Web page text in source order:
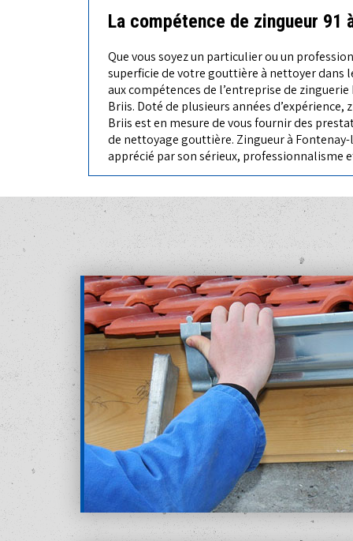
La compétence de zingueur 91
Que vous soyez un particulier ou un
superficie de votre gouttière à nettoyer dans
aux compétences de l’entreprise de
Briis. Doté de plusieurs années d’expérience,
Briis est en mesure de vous fournir des
de nettoyage gouttière. Zingueur à
apprécié par son sérieux, professionnalisme